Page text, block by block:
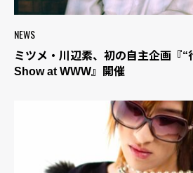
NEWS
ミツメ・川辺素、初の自主企画『
Show at WWW』開催